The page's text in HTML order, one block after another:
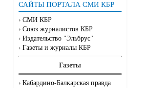
САЙТЫ ПОРТАЛА СМИ КБР
СМИ КБР
Союз журналистов КБР
Издательство "Эльбрус"
Газеты и журналы КБР
Газеты
Кабардино-Балкарская правда